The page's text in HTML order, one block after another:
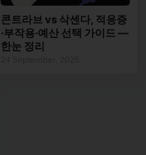
콘트라브 vs 삭센다, 적응증
·부작용·예산 선택 가이드 —
한눈 정리